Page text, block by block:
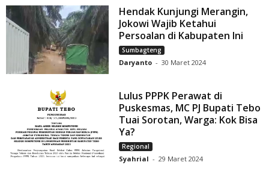
Hendak Kunjungi Merangin,
Jokowi Wajib Ketahui
Persoalan di Kabupaten Ini
Sumbagteng
Daryanto - 30 Maret 2024
Lulus PPPK Perawat di
Puskesmas, MC PJ Bupati Tebo
Tuai Sorotan, Warga: Kok Bisa
Ya?
Regional
Syahrial - 29 Maret 2024